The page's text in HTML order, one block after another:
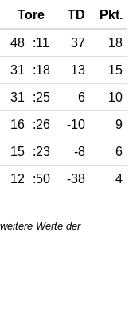
Tore TD Pkt.
48 :11 37
18
31 :18 13
15
31 :25 6
10
16 :26 -10
9
15 :23 -8
6
12 :50 -38 4